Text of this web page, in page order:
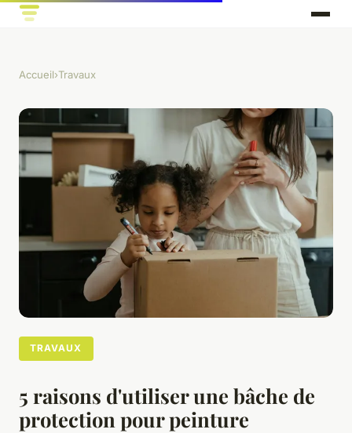
Accueil›Travaux
TRAVAUX
5 raisons d'utiliser une bâche de
protection pour peinture